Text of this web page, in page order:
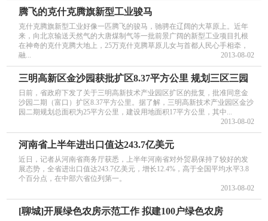
腾飞的克什克腾旗新型工业骏马
克什克腾旗新型工业好像一匹腾飞的骏马，驰骋在辽阔的大草原上。近年
来，向北京输送天然气的大唐煤制气等一批前景广阔的新型工业项目扎根
在神奇的克什克腾大地上，25万克什克腾草原儿女与首都人民心手相牵，
融...
2013-08-02
三明高新区金沙园获批扩区8.37平方公里 规划三区三园
日前，省政府下发了关于三明高新技术产业园区扩区的批复，批准同意金
沙园二期（富口）扩区8.37平方公里。据了解，三明高新技术产业园区金沙
园二期规划总面积为25平方公里，建设用地面积17平方公里，其中...
2013-08-02
河南省上半年进出口值达243.7亿美元
近日，记者从河南省商务厅获悉，上半年河南省对外贸易保持了较好的发
展态势，全省进出口值达243.7亿美元，增长12.4%，高于全国平均水平3.8
个百分点，在中部六省位列第一。
2013-08-02
[聊城]开展绿色农房示范工作 拟建100户绿色农房